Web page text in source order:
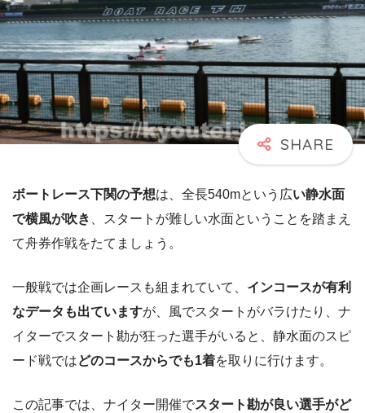
ボートレース下関の予想は、全長540mという広い静水面
で横風が吹き
、スタートが難しい水面ということを踏まえ
て舟券作戦をたてましょう。
一般戦では企画レースも組まれていて、 インコースが有利
なデータも出ていますが、風でスタートがバラけたり、ナ
イターでスタート勘が狂った選手がいると、静水面のスピ
ード戦ではどのコースからでも1着を取りに行けます。
この記事では、ナイター開催でスタート勘が良い選手がど